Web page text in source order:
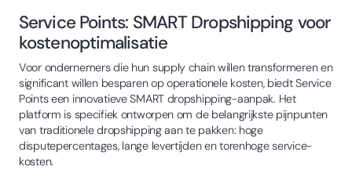
Service Points: SMART Dropshipping voor
kostenoptimalisatie
Voor ondernemers die hun supply chain willen transformeren en
significant willen besparen op operationele kosten, biedt Service
Points een innovatieve SMART dropshipping-aanpak. Het
platform is specifiek ontworpen om de belangrijkste pijnpunten
van traditionele dropshipping aan te pakken: hoge
disputepercentages, lange levertijden en torenhoge service-
kosten.